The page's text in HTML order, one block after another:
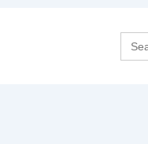
for: